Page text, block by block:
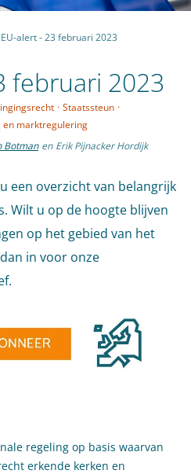
EU-alert - 23 februari 2023
februari 2023
· Staatssteun ·
en marktregulering
Botman en Erik Pijnacker Hordijk
een overzicht van belangrijk
Wilt u op de hoogte blijven
op het gebied van het
in voor onze
regeling op basis waarvan
erkende kerken en